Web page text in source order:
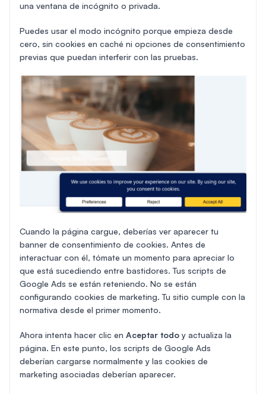
una ventana de incógnito o privada.
Puedes usar el modo incógnito porque empieza desde
cero, sin cookies en caché ni opciones de consentimiento
previas que puedan interferir con las pruebas.
Cuando la página cargue, deberías ver aparecer tu
banner de consentimiento de cookies. Antes de
interactuar con él, tómate un momento para apreciar lo
que está sucediendo entre bastidores. Tus scripts de
Google Ads se están reteniendo. No se están
configurando cookies de marketing. Tu sitio cumple con la
normativa desde el primer momento.
Ahora intenta hacer clic en Aceptar todo y actualiza la
página. En este punto, los scripts de Google Ads
deberían cargarse normalmente y las cookies de
marketing asociadas deberían aparecer.